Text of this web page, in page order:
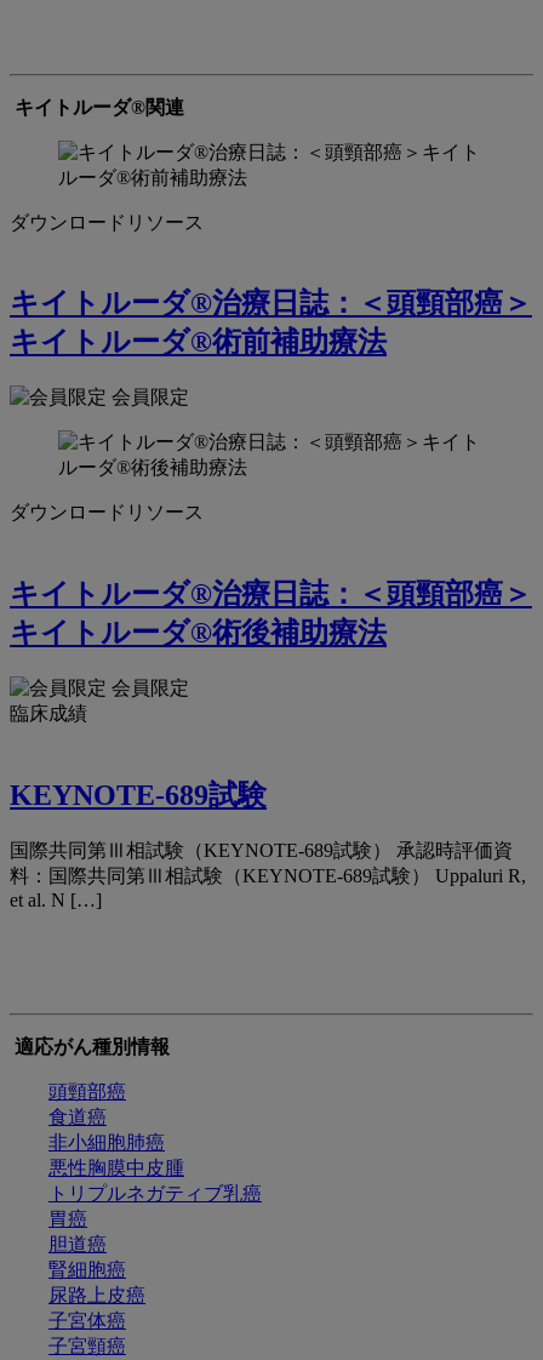
キイトルーダ®関連
ダウンロードリソース
キイトルーダ®治療日誌：＜頭頸部癌＞
キイトルーダ®術前補助療法
会員限定
ダウンロードリソース
キイトルーダ®治療日誌：＜頭頸部癌＞
キイトルーダ®術後補助療法
会員限定
臨床成績
KEYNOTE-689試験
国際共同第Ⅲ相試験（KEYNOTE-689試験） 承認時評価資
料：国際共同第Ⅲ相試験（KEYNOTE-689試験） Uppaluri R,
et al. N […]
適応がん種別情報
頭頸部癌
食道癌
非小細胞肺癌
悪性胸膜中皮腫
トリプルネガティブ乳癌
胃癌
胆道癌
腎細胞癌
尿路上皮癌
子宮体癌
子宮頸癌